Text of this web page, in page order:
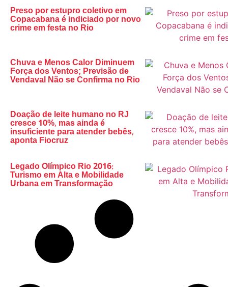
Preso por estupro coletivo em
Copacabana é indiciado por novo
crime em festa no Rio
Chuva e Menos Calor Diminuem
Força dos Ventos; Previsão de
Vendaval Não se Confirma no Rio
Doação de leite humano no RJ
cresce 10%, mas ainda é
insuficiente para atender bebês,
aponta Fiocruz
Legado Olímpico Rio 2016:
Turismo em Alta e Mobilidade
Urbana em Transformação